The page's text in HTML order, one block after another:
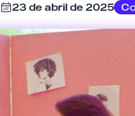
23 de abril de 2025